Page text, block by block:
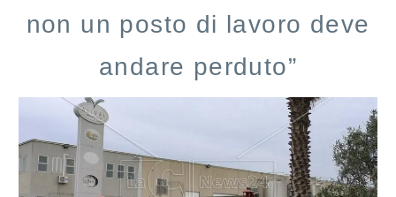
non un posto di lavoro deve
andare perduto”